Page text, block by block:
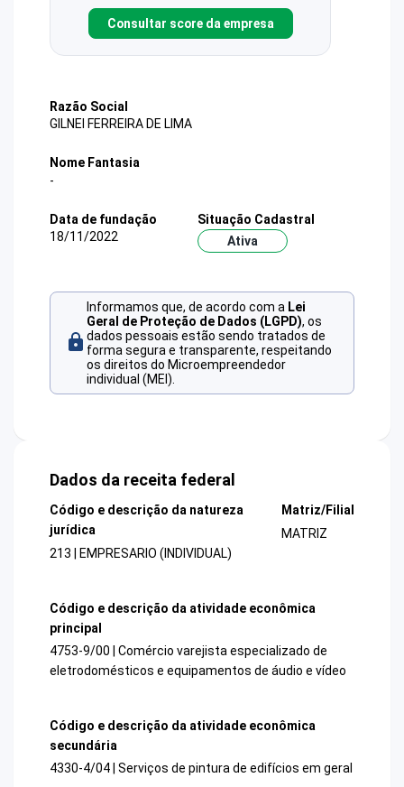
Consultar score da empresa
Razão Social
GILNEI FERREIRA DE LIMA
Nome Fantasia
-
Data de fundação
18/11/2022
Situação Cadastral
Ativa
Informamos que, de acordo com a Lei
Geral de Proteção de Dados (LGPD), os
dados pessoais estão sendo tratados de
forma segura e transparente, respeitando
os direitos do Microempreendedor
individual (MEI).
Dados da receita federal
Código e descrição da natureza
jurídica
213 | EMPRESARIO (INDIVIDUAL)
Matriz/Filial
MATRIZ
Código e descrição da atividade econômica
principal
4753-9/00 | Comércio varejista especializado de
eletrodomésticos e equipamentos de áudio e vídeo
Código e descrição da atividade econômica
secundária
4330-4/04 | Serviços de pintura de edifícios em geral